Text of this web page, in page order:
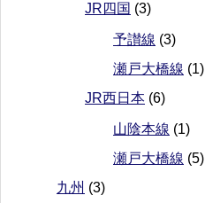
JR四国 (3)
予讃線 (3)
瀬戸大橋線 (1)
JR西日本 (6)
山陰本線 (1)
瀬戸大橋線 (5)
九州 (3)